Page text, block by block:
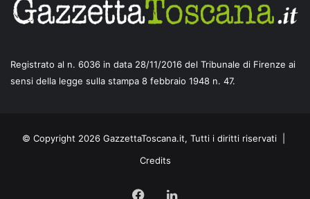
Registrato al n. 6036 in data 28/11/2016 del Tribunale di Firenze ai
sensi della legge sulla stampa 8 febbraio 1948 n. 47.
© Copyright 2026 GazzettaToscana.it, Tutti i diritti riservati |
Credits
FacebookLinkedIn